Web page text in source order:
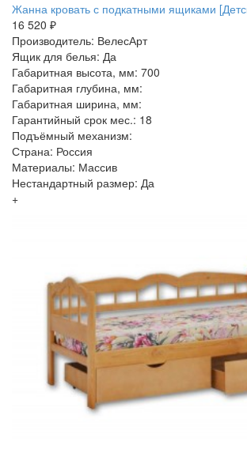
Жанна кровать с подкатными ящиками
16 520 ₽
Производитель: ВелесАрт
Ящик для белья: Да
Габаритная высота, мм: 700
Габаритная глубина, мм:
Габаритная ширина, мм:
Гарантийный срок мес.: 18
Подъёмный механизм:
Страна: Россия
Материалы: Массив
Нестандартный размер: Да
+